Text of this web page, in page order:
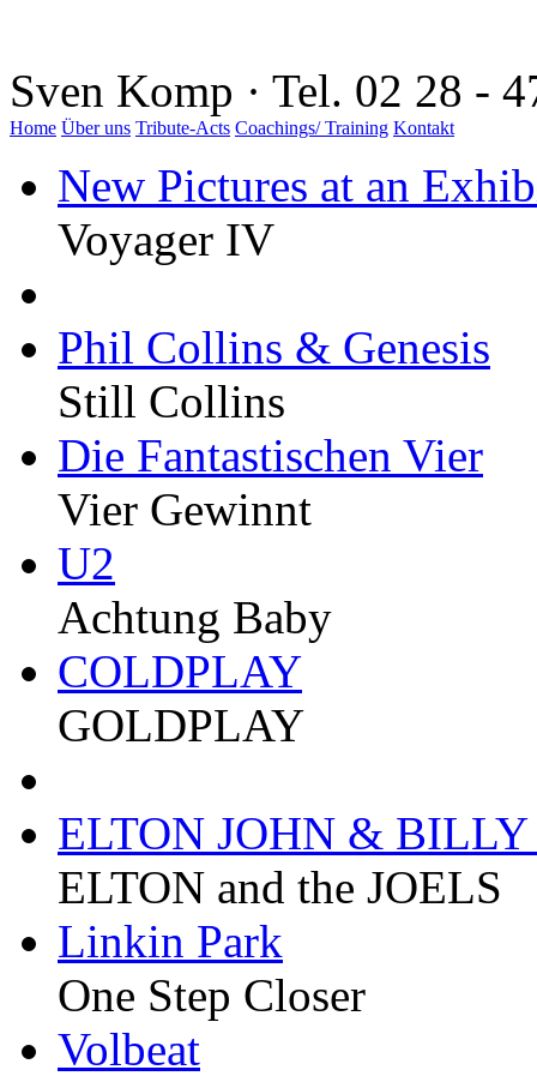
Sven Komp · Tel. 02 28 -
Home Über uns Tribute-Acts Coachings/ Training Kontakt
New Pictures at an
Voyager IV
Phil Collins & Genesis
Still Collins
Die Fantastischen Vier
Vier Gewinnt
U2
Achtung Baby
COLDPLAY
GOLDPLAY
ELTON JOHN & BILLY
ELTON and the JOELS
Linkin Park
One Step Closer
Volbeat